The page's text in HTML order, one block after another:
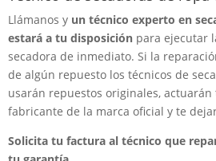
Llámanos y un técnico experto en
estará a tu disposición para ejecutar
secadora de inmediato. Si la
de algún repuesto los técnicos de
usarán repuestos originales,
fabricante de la marca oficial y te
Solicita tu factura al técnico que